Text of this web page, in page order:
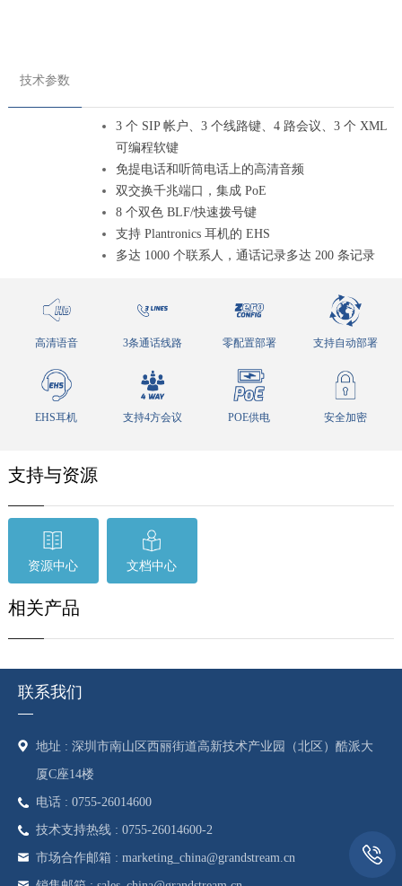
技术参数
3 个 SIP 帐户、3 个线路键、4 路会议、3 个 XML
可编程软键
免提电话和听筒电话上的高清音频
双交换千兆端口，集成 PoE
8 个双色 BLF/快速拨号键
支持Plantronics 耳机的 EHS
多达 1000 个联系人，通话记录多达 200 条记录
高清语音 3条通话线路 零配置部署 支持自动部署
EHS耳机 支持4方会议 POE供电 安全加密
支持与资源
资源中心 文档中心
相关产品
联系我们
地址 : 深圳市南山区西丽街道高新技术产业园（北区）酷派大
厦C座14楼
电话 : 0755-26014600
技术支持热线 : 0755-26014600-2
市场合作邮箱 : marketing_china@grandstream.cn